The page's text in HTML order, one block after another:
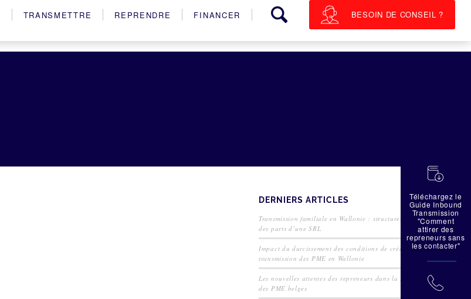
TRANSMETTRE REPRENDRE FINANCER BESOIN DE CONSEIL ?
DERNIERS ARTICLES
Transmission familiale en Wallonie : structurer la cession
des parts d’une SRL
Impact du durcissement des conditions de crédit sur la
transmission des PME en Wallonie
Les nouvelles attentes des repreneurs dans la transmission
des PME belges
蠟
Téléchargez le
Guide Inbound
Transmission
"Comment
attirer des
repreneurs sans
les contacter"
拉